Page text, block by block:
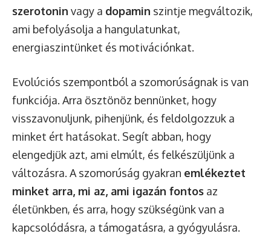
szerotonin vagy a dopamin szintje megváltozik,
ami befolyásolja a hangulatunkat,
energiaszintünket és motivációnkat.
Evolúciós szempontból a szomorúságnak is van
funkciója. Arra ösztönöz bennünket, hogy
visszavonuljunk, pihenjünk, és feldolgozzuk a
minket ért hatásokat. Segít abban, hogy
elengedjük azt, ami elmúlt, és felkészüljünk a
változásra. A szomorúság gyakran emlékeztet
minket arra, mi az, ami igazán fontos az
életünkben, és arra, hogy szükségünk van a
kapcsolódásra, a támogatásra, a gyógyulásra.